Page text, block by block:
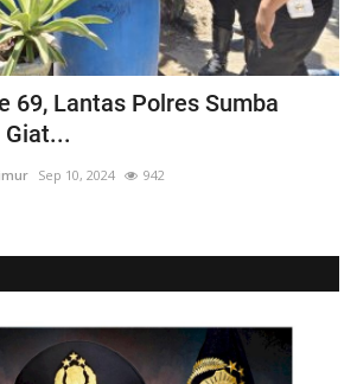
69, Lantas Polres Sumba
Sep 10, 2024 942